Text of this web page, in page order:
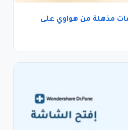
مذهلة من هواوي على